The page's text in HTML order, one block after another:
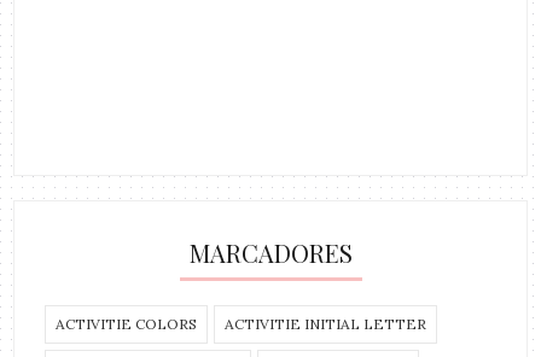
MARCADORES
ACTIVITIE COLORS ACTIVITIE INITIAL LETTER